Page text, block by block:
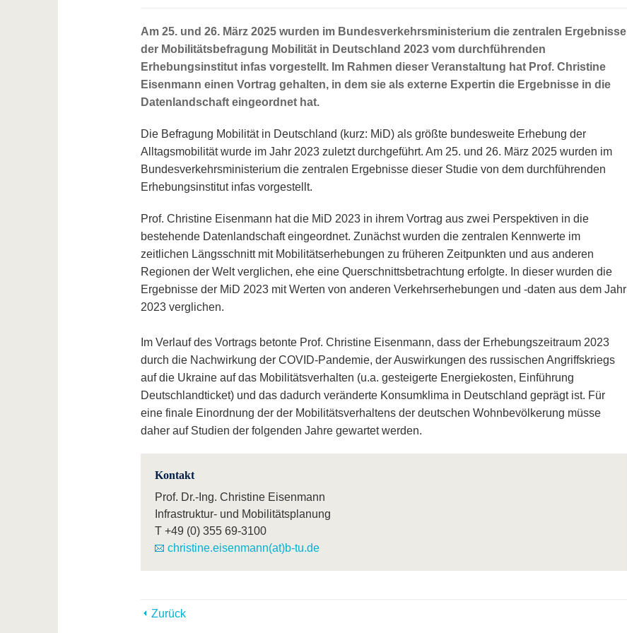
Am 25. und 26. März 2025 wurden im Bundesverkehrsministerium die zentralen Ergebnisse
der Mobilitätsbefragung Mobilität in Deutschland 2023 vom durchführenden
Erhebungsinstitut infas vorgestellt. Im Rahmen dieser Veranstaltung hat Prof. Christine
Eisenmann einen Vortrag gehalten, in dem sie als externe Expertin die Ergebnisse in die
Datenlandschaft eingeordnet hat.
Die Befragung Mobilität in Deutschland (kurz: MiD) als größte bundesweite Erhebung der
Alltagsmobilität wurde im Jahr 2023 zuletzt durchgeführt. Am 25. und 26. März 2025 wurden im
Bundesverkehrsministerium die zentralen Ergebnisse dieser Studie von dem durchführenden
Erhebungsinstitut infas vorgestellt.
Prof. Christine Eisenmann hat die MiD 2023 in ihrem Vortrag aus zwei Perspektiven in die
bestehende Datenlandschaft eingeordnet. Zunächst wurden die zentralen Kennwerte im
zeitlichen Längsschnitt mit Mobilitätserhebungen zu früheren Zeitpunkten und aus anderen
Regionen der Welt verglichen, ehe eine Querschnittsbetrachtung erfolgte. In dieser wurden die
Ergebnisse der MiD 2023 mit Werten von anderen Verkehrserhebungen und -daten aus dem Jahr
2023 verglichen.
Im Verlauf des Vortrags betonte Prof. Christine Eisenmann, dass der Erhebungszeitraum 2023
durch die Nachwirkung der COVID-Pandemie, der Auswirkungen des russischen Angriffskriegs
auf die Ukraine auf das Mobilitätsverhalten (u.a. gesteigerte Energiekosten, Einführung
Deutschlandticket) und das dadurch veränderte Konsumklima in Deutschland geprägt ist. Für
eine finale Einordnung der der Mobilitätsverhaltens der deutschen Wohnbevölkerung müsse
daher auf Studien der folgenden Jahre gewartet werden.
Kontakt
Prof. Dr.-Ing. Christine Eisenmann
Infrastruktur- und Mobilitätsplanung
T +49 (0) 355 69-3100
christine.eisenmann(at)b-tu.de
Zurück